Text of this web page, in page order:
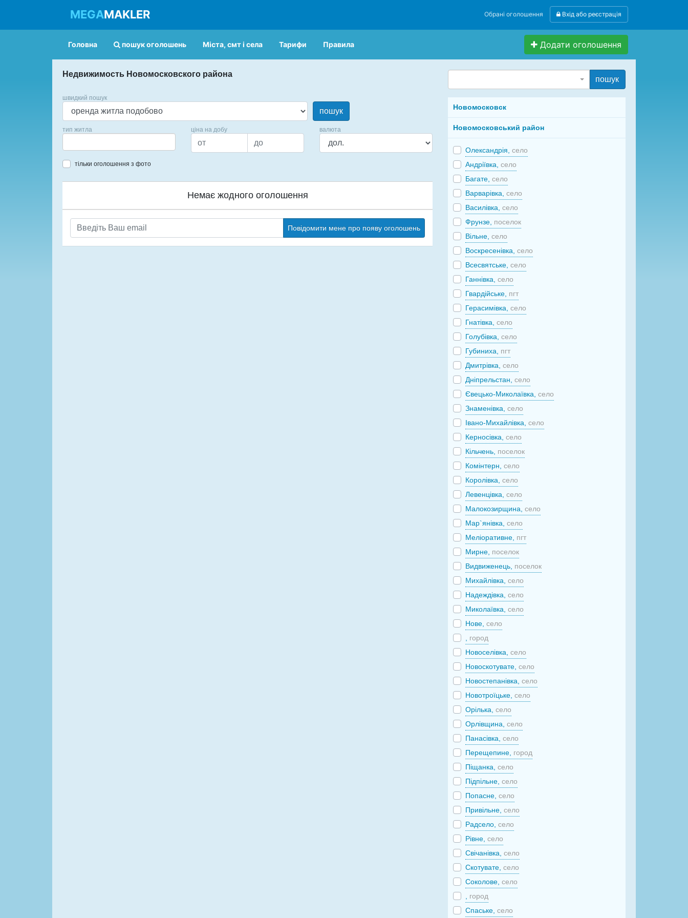
MEGAMAKLER Обрані оголошення Вхід або реєстрація
Головна пошук оголошень Міста, смт і села Тарифи Правила Додати оголошення
Недвижимость Новомосковского района
швидкий пошук
пошук
тип житла ціна на добу валюта
тільки оголошення з фото
Немає жодного оголошення
Повідомити мене про появу оголошень
пошук
Новомосковск
Новомосковський район
Олександрія,село
Андріївка,село
Багате,село
Варварівка,село
Василівка,село
Фрунзе, поселок
Вільне,село
Воскресенівка,село
Всесвятське,село
Ганнівка,село
Гвардійське, пгт
Герасимівка,село
Гнатівка,село
Голубівка,село
Губиниха, пгт
Дмитрівка,село
Дніпрельстан,село
Євецько-Миколаївка,село
Знаменівка,село
Івано-Михайлівка,село
Керносівка,село
Кільчень, поселок
Комінтерн,село
Королівка,село
Левенцівка,село
Малокозирщина,село
Мар`янівка,село
Меліоративне, пгт
Мирне, поселок
Видвиженець, поселок
Михайлівка,село
Надеждівка,село
Миколаївка,село
Нове,село
город
Новоселівка,село
Новоскотувате,село
Новостепанівка,село
Новотроїцьке,село
Орілька,село
Орлівщина,село
Панасівка,село
Перещепине, город
Піщанка,село
Підпільне,село
Попасне,село
Привільне,село
Радсело,село
Рівне,село
Свічанівка,село
Скотувате,село
Соколове,село
город
Спаське,село